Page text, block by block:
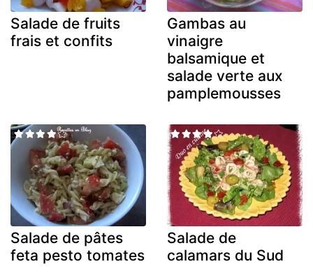
Salade de fruits
frais et confits
Gambas au
vinaigre
balsamique et
salade verte aux
pamplemousses
Salade de pâtes
feta pesto tomates
Salade de
calamars du Sud